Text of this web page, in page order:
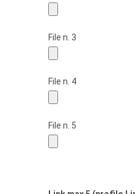
File n. 3
File n. 4
File n. 5